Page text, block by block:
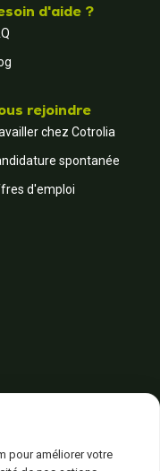
d'aide ?
rejoindre
chez Cotrolia
spontanée
d'emploi
pour améliorer votre